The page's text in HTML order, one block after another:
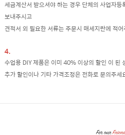
세금계산서 받으셔야 하는 경우 단체의 사업자
보내주시고
견적서 외 필요한 서류는 주문시 매세지란에 적
4.
수업용 DIY 제품은 이미 40% 이상의 할인 이 된
추가 할인이나 기타 가격조정은 전화로 문의주